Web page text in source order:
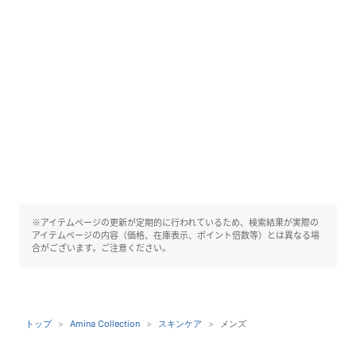
※アイテムページの更新が定期的に行われているため、検索結果が実際の
アイテムページの内容（価格、在庫表示、ポイント倍数等）とは異なる場
合がございます。ご注意ください。
トップ Amina Collection スキンケア メンズ